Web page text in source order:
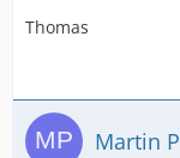
Thomas
Martin P